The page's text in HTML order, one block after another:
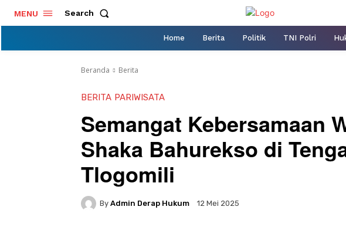
MENU Search
Home Berita Politik TNI Polri
Beranda Berita
BERITA PARIWISATA
Semangat Kebersamaan
Shaka Bahurekso di
Tlogomili
By Admin Derap Hukum 12 Mei 2025